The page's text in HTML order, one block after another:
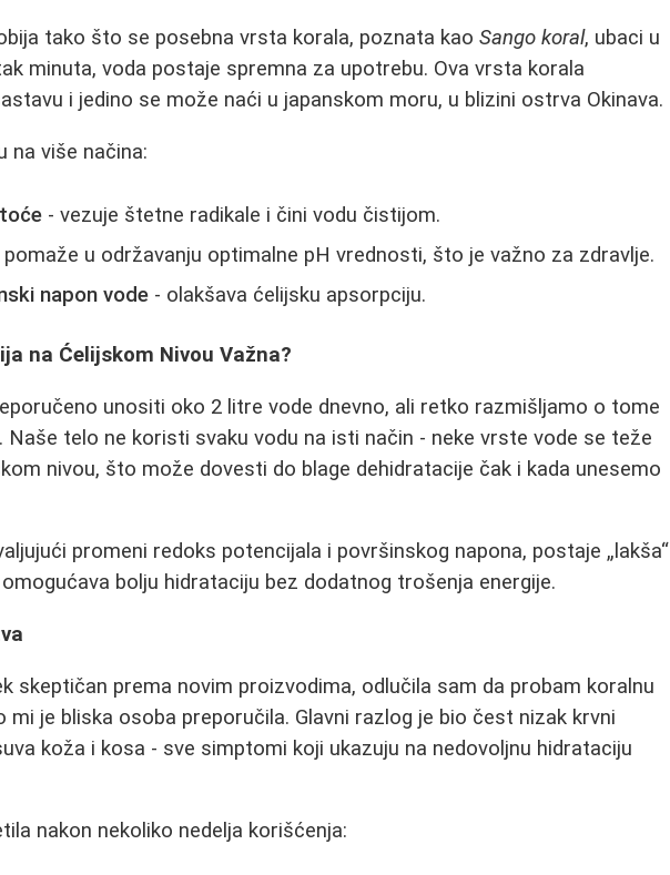
tako što se posebna vrsta korala, poznata kaoSango koral, ubaci u
minuta, voda postaje spremna za upotrebu. Ova vrsta korala
i jedino se može naći u japanskom moru, u blizini ostrva Okinava.
na više načina:
- vezuje štetne radikale i čini vodu čistijom.
pomaže u održavanju optimalne pH vrednosti, što je važno za zdravlje.
napon vode - olakšava ćelijsku apsorpciju.
na Ćelijskom Nivou Važna?
unositi oko 2 litre vode dnevno, ali retko razmišljamo o tome
Naše telo ne koristi svaku vodu na isti način - neke vrste vode se teže
nivou, što može dovesti do blage dehidratacije čak i kada unesemo
promeni redoks potencijala i površinskog napona, postaje „lakša“
bolju hidrataciju bez dodatnog trošenja energije.
skeptičan prema novim proizvodima, odlučila sam da probam koralnu
mi je bliska osoba preporučila. Glavni razlog je bio čest nizak krvni
koža i kosa - sve simptomi koji ukazuju na nedovoljnu hidrataciju
nakon nekoliko nedelja korišćenja: